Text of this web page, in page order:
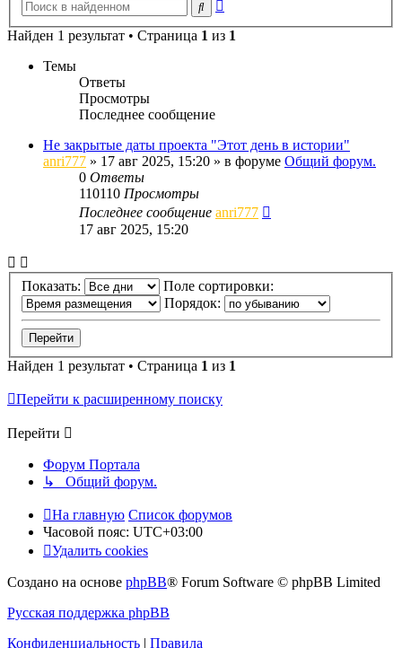
Поиск
Найден 1 результат • Страница 1 из 1
Темы
Ответы
Просмотры
Последнее сообщение
Не закрытые даты проекта "Этот день в истории"
anri777 » 17 авг 2025, 15:20 » в форуме Общий форум.
0 Ответы
110110 Просмотры
Последнее сообщение anri777
17 авг 2025, 15:20
Показать:
Поле сортировки:
Порядок:
Найден 1 результат • Страница 1 из 1
Перейти к расширенному поиску
Перейти
Форум Портала
↳ Общий форум.
На главную Список форумов
Часовой пояс: UTC+03:00
Удалить cookies
Создано на основе phpBB® Forum Software © phpBB Limited
Русская поддержка phpBB
Конфиденциальность
Правила